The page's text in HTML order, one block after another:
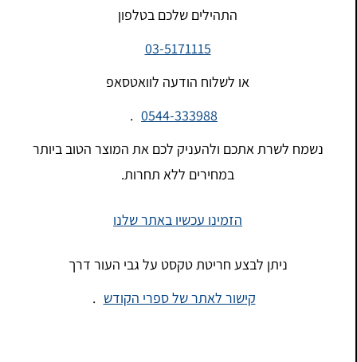
התהילים שלכם בטלפון
03-5171115
או לשלוח הודעה לוואטסאפ
0544-333988
נשמח לשרת אתכם ולהעניק לכם את המוצר הטוב ביותר
במחירים ללא תחרות.
הזמינו עכשיו באתר שלנו
ניתן לבצע חריטת טקסט על גבי העור דרך
קישור לאתר של ספרי הקודש